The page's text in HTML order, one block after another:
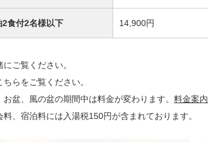
2食付2名様以下 14,900円
にご覧ください。
ちらをご覧ください。
盆、風の盆の期間中は料金が変わります。 料金案内
、宿泊料には入湯税150円が含まれております。